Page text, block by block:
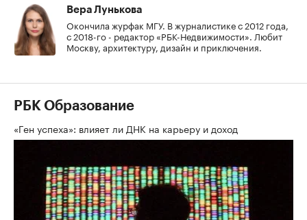
Вера Лунькова
Окончила журфак МГУ. В журналистике с 2012 года,
с 2018-го - редактор «РБК-Недвижимости». Любит
Москву, архитектуру, дизайн и приключения.
РБК Образование
«Ген успеха»: влияет ли ДНК на карьеру и доход